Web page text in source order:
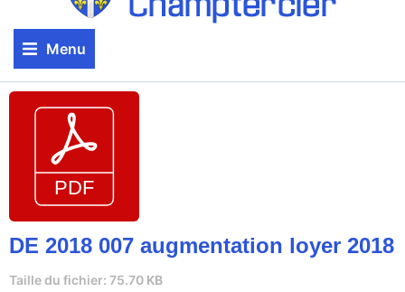
Menu
DE 2018 007 augmentation loyer 2018
Taille du fichier: 75.70 KB